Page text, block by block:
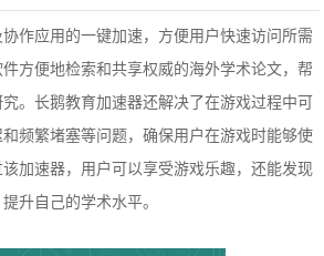
作应用的一键加速，方便用户快速访问所需
方便地检索和共享权威的海外学术论文，帮
。长鹅教育加速器还解决了在游戏过程中可
频繁堵塞等问题，确保用户在游戏时能够使
加速器，用户可以享受游戏乐趣，还能发现
升自己的学术水平。